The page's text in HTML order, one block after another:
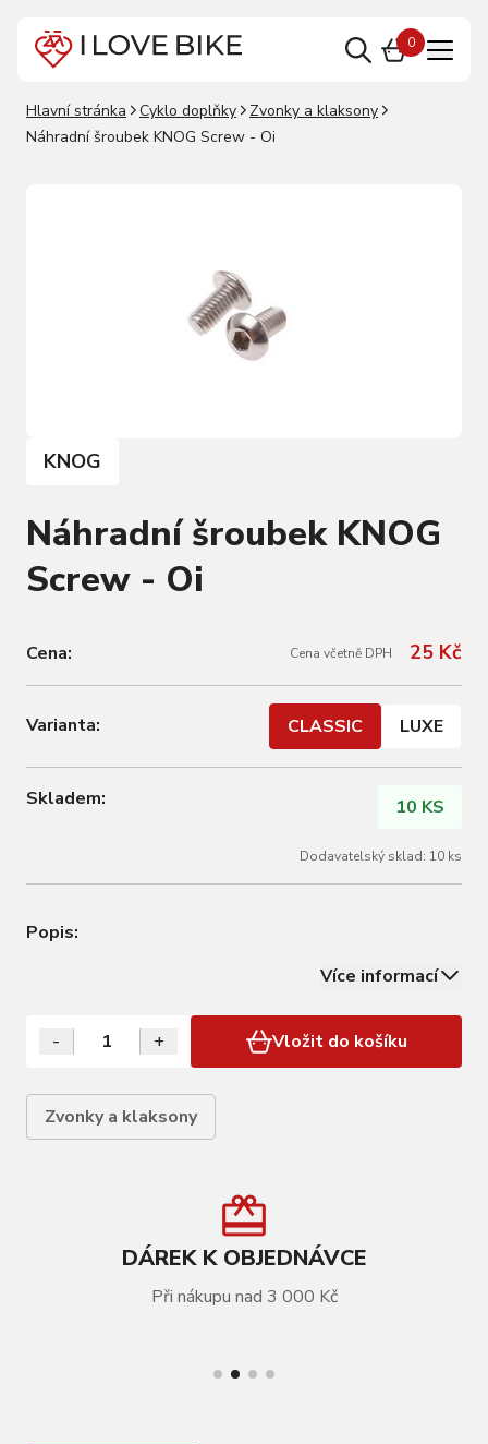
0
Hlavní stránka Cyklo doplňky
Zvonky a klaksony
Náhradní šroubek KNOG Screw - Oi
KNOG
Náhradní šroubek KNOG
Screw - Oi
Cena: Cena včetně DPH 25 Kč
Varianta: CLASSIC LUXE
Skladem: 10 KS
Dodavatelský sklad: 10 ks
Popis:
Více informací
- + Vložit do košíku
Zvonky a klaksony
DÁREK K OBJEDNÁVCE
Při nákupu nad 3 000 Kč